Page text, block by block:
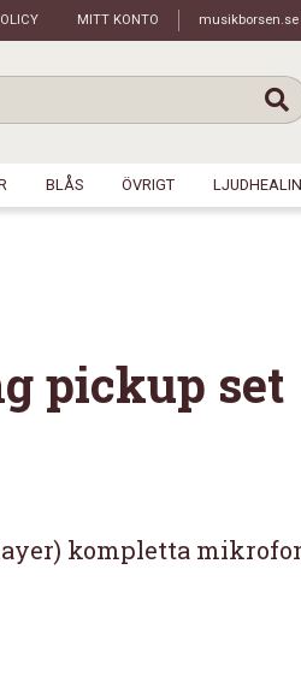
MITT KONTO musikborsen.se
BLÅS ÖVRIGT
pickup set
kompletta